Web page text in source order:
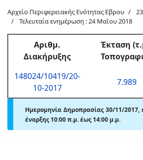
Αρχείο Περιφερειακής Ενότητας Εβρου
Τελευταία ενημέρωση : 24 Μαΐου 2018
Αριθμ.
Διακήρυξης
Έκταση
148024/10419/20-
10-2017
7.989
Ημερομηνία Δημοπρασίας 30/11/
έναρξης 10:00 π.μ. έως 14:00 μ.μ.